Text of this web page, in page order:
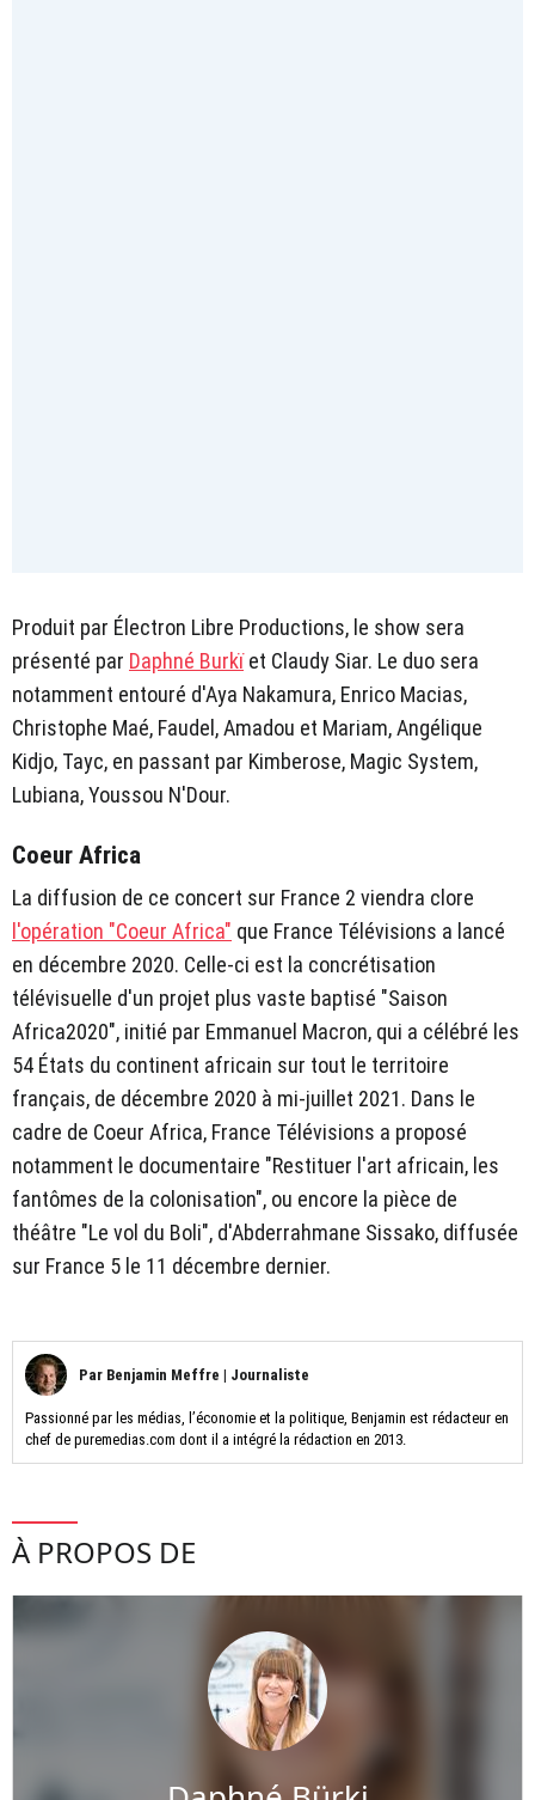
Produit par Électron Libre Productions, le show sera
présenté par Daphné Burkïet Claudy Siar. Le duo sera
notamment entouré d'Aya Nakamura, Enrico Macias,
Christophe Maé, Faudel, Amadou et Mariam, Angélique
Kidjo, Tayc, en passant par Kimberose, Magic System,
Lubiana, Youssou N'Dour.
Coeur Africa
La diffusion de ce concert sur France 2 viendra clore
l'opération "Coeur Africa" que France Télévisions a lancé
en décembre 2020. Celle-ci est la concrétisation
télévisuelle d'un projet plus vaste baptisé "Saison
Africa2020", initié par Emmanuel Macron, qui a célébré les
54 États du continent africain sur tout le territoire
français, de décembre 2020 à mi-juillet 2021. Dans le
cadre de Coeur Africa, France Télévisions a proposé
notamment le documentaire "Restituer l'art africain, les
fantômes de la colonisation", ou encore la pièce de
théâtre "Le vol du Boli", d'Abderrahmane Sissako, diffusée
sur France 5 le 11 décembre dernier.
Par Benjamin Meffre | Journaliste
Passionné par les médias, l’économie et la politique, Benjamin est rédacteur en
chef de puremedias.com dont il a intégré la rédaction en 2013.
À PROPOS DE